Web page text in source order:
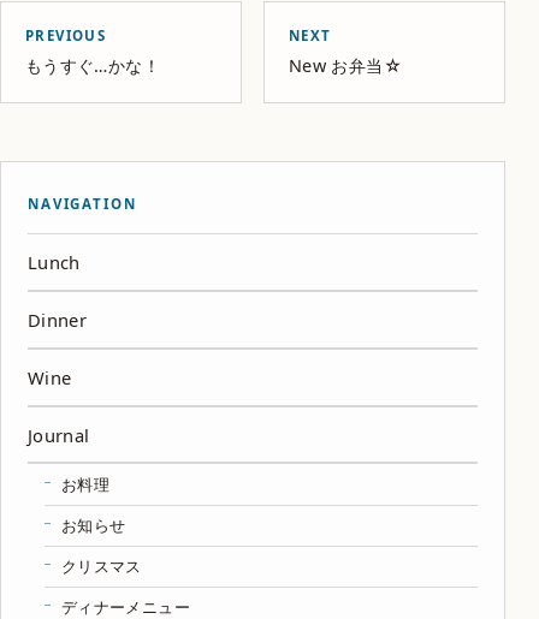
PREVIOUS
もうすぐ…かな！
NEXT
New お弁当☆
NAVIGATION
Lunch
Dinner
Wine
Journal
お料理
お知らせ
クリスマス
ディナーメニュー